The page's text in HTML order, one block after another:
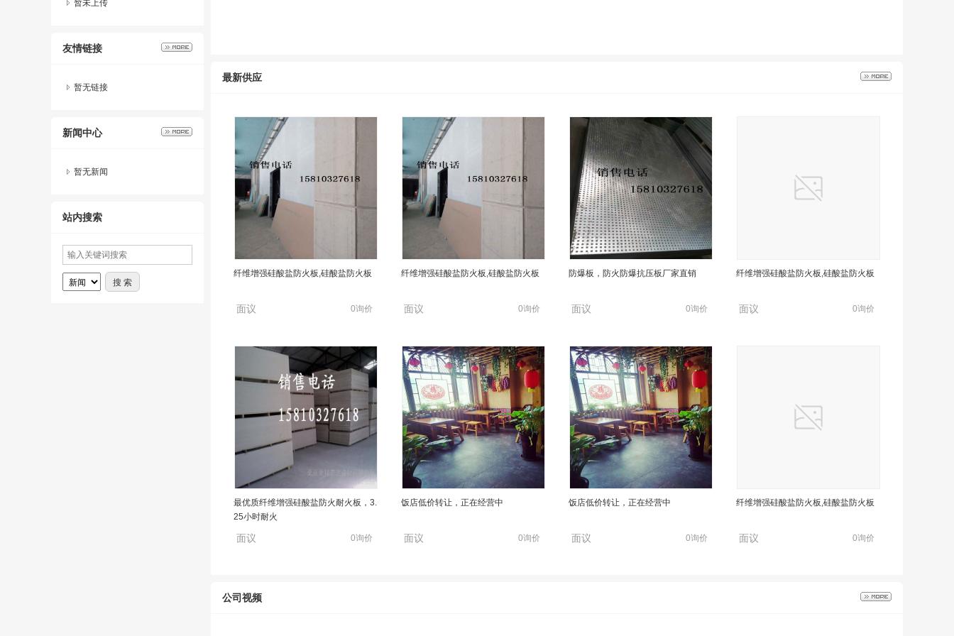
暂未上传
友情链接
暂无链接
新闻中心
暂无新闻
站内搜索
最新供应
纤维增强硅酸盐防火板,硅酸盐防火板
面议 0询价
纤维增强硅酸盐防火板,硅酸盐防火板
面议 0询价
防爆板，防火防爆抗压板厂家直销
面议 0询价
纤维增强硅酸盐防火板,硅酸盐防火板
面议 0询价
最优质纤维增强硅酸盐防火耐火板，3.
25小时耐火
面议 0询价
饭店低价转让，正在经营中
面议 0询价
饭店低价转让，正在经营中
面议 0询价
纤维增强硅酸盐防火板,硅酸盐防火板
面议 0询价
公司视频